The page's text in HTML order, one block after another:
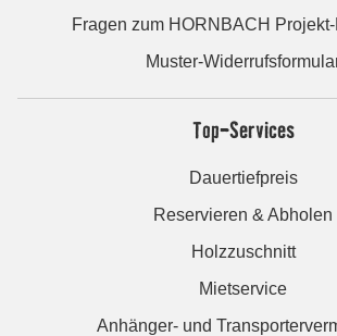
Fragen zum HORNBACH
Muster-
Top-Services
Dauertiefpreis
Reservieren & Abholen
Holzzuschnitt
Mietservice
Anhänger- und